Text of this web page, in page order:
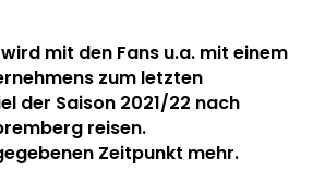
mit den Fans u.a. mit einem
zum letzten
der Saison 2021/22 nach
reisen.
Zeitpunkt mehr.